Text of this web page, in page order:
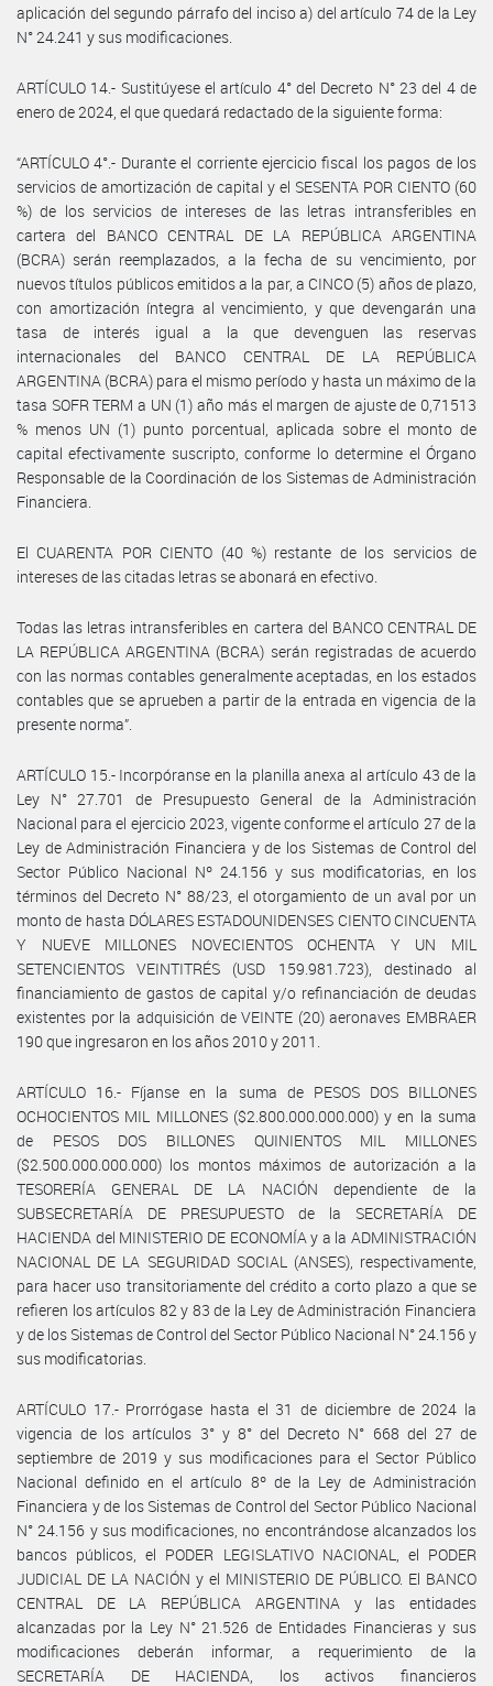
aplicación del segundo párrafo del inciso a) del artículo 74 de la Ley
N° 24.241 y sus modificaciones.
ARTÍCULO 14.- Sustitúyese el artículo 4° del Decreto N° 23 del 4 de
enero de 2024, el que quedará redactado de la siguiente forma:
“ARTÍCULO 4°.- Durante el corriente ejercicio fiscal los pagos de los
servicios de amortización de capital y el SESENTA POR CIENTO (60
%) de los servicios de intereses de las letras intransferibles en
cartera del BANCO CENTRAL DE LA REPÚBLICA ARGENTINA
(BCRA) serán reemplazados, a la fecha de su vencimiento, por
nuevos títulos públicos emitidos a la par, a CINCO (5) años de plazo,
con amortización íntegra al vencimiento, y que devengarán una
tasa de interés igual a la que devenguen las reservas
internacionales del BANCO CENTRAL DE LA REPÚBLICA
ARGENTINA (BCRA) para el mismo período y hasta un máximo de la
tasa SOFR TERM a UN (1) año más el margen de ajuste de 0,71513
% menos UN (1) punto porcentual, aplicada sobre el monto de
capital efectivamente suscripto, conforme lo determine el Órgano
Responsable de la Coordinación de los Sistemas de Administración
Financiera.
El CUARENTA POR CIENTO (40 %) restante de los servicios de
intereses de las citadas letras se abonará en efectivo.
Todas las letras intransferibles en cartera del BANCO CENTRAL DE
LA REPÚBLICA ARGENTINA (BCRA) serán registradas de acuerdo
con las normas contables generalmente aceptadas, en los estados
contables que se aprueben a partir de la entrada en vigencia de la
presente norma”.
ARTÍCULO 15.- Incorpóranse en la planilla anexa al artículo 43 de la
Ley N° 27.701 de Presupuesto General de la Administración
Nacional para el ejercicio 2023, vigente conforme el artículo 27 de la
Ley de Administración Financiera y de los Sistemas de Control del
Sector Público Nacional Nº 24.156 y sus modificatorias, en los
términos del Decreto N° 88/23, el otorgamiento de un aval por un
monto de hasta DÓLARES ESTADOUNIDENSES CIENTO CINCUENTA
Y NUEVE MILLONES NOVECIENTOS OCHENTA Y UN MIL
SETENCIENTOS VEINTITRÉS (USD 159.981.723), destinado al
financiamiento de gastos de capital y/o refinanciación de deudas
existentes por la adquisición de VEINTE (20) aeronaves EMBRAER
190 que ingresaron en los años 2010 y 2011.
ARTÍCULO 16.- Fíjanse en la suma de PESOS DOS BILLONES
OCHOCIENTOS MIL MILLONES ($2.800.000.000.000) y en la suma
de PESOS DOS BILLONES QUINIENTOS MIL MILLONES
($2.500.000.000.000) los montos máximos de autorización a la
TESORERÍA GENERAL DE LA NACIÓN dependiente de la
SUBSECRETARÍA DE PRESUPUESTO de la SECRETARÍA DE
HACIENDA del MINISTERIO DE ECONOMÍA y a la ADMINISTRACIÓN
NACIONAL DE LA SEGURIDAD SOCIAL (ANSES), respectivamente,
para hacer uso transitoriamente del crédito a corto plazo a que se
refieren los artículos 82 y 83 de la Ley de Administración Financiera
y de los Sistemas de Control del Sector Público Nacional N° 24.156 y
sus modificatorias.
ARTÍCULO 17.- Prorrógase hasta el 31 de diciembre de 2024 la
vigencia de los artículos 3° y 8° del Decreto N° 668 del 27 de
septiembre de 2019 y sus modificaciones para el Sector Público
Nacional definido en el artículo 8º de la Ley de Administración
Financiera y de los Sistemas de Control del Sector Público Nacional
N° 24.156 y sus modificaciones, no encontrándose alcanzados los
bancos públicos, el PODER LEGISLATIVO NACIONAL, el PODER
JUDICIAL DE LA NACIÓN y el MINISTERIO DE PÚBLICO. El BANCO
CENTRAL DE LA REPÚBLICA ARGENTINA y las entidades
alcanzadas por la Ley N° 21.526 de Entidades Financieras y sus
modificaciones deberán informar, a requerimiento de la
SECRETARÍA DE HACIENDA, los activos financieros